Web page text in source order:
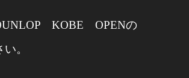
KOBE OPENの
。